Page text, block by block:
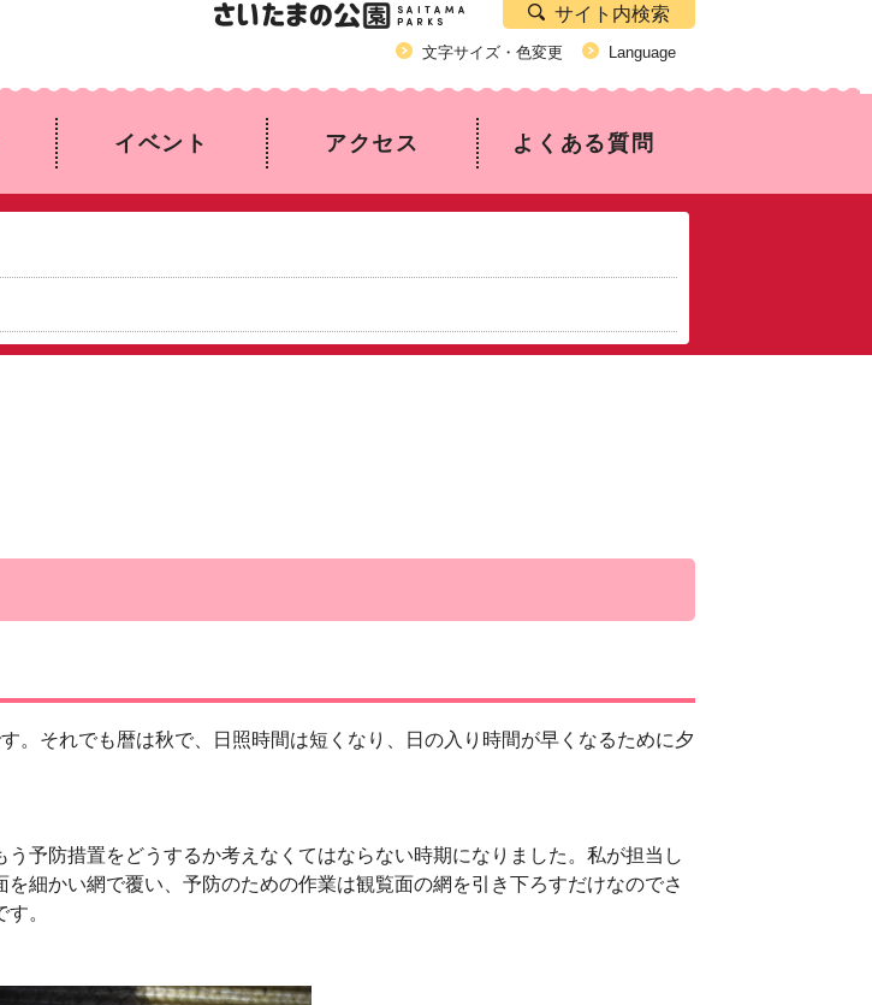
サイト内検索
文字サイズ・色変更 Language
イベント アクセス よくある質問
それでも暦は秋で、日照時間は短くなり、日の入り時間が早くなるために夕
予防措置をどうするか考えなくてはならない時期になりました。私が担当し
細かい網で覆い、予防のための作業は観覧面の網を引き下ろすだけなのでさ
。